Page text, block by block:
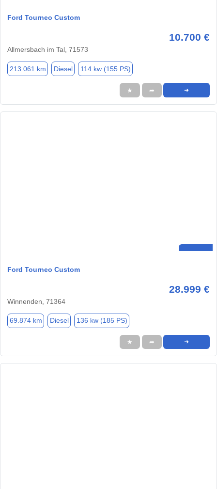
Ford Tourneo Custom
10.700 €
Allmersbach im Tal, 71573
213.061 km Diesel 114 kw (155 PS)
★ ➦ ➜
Ford Tourneo Custom
28.999 €
Winnenden, 71364
69.874 km Diesel 136 kw (185 PS)
★ ➦ ➜